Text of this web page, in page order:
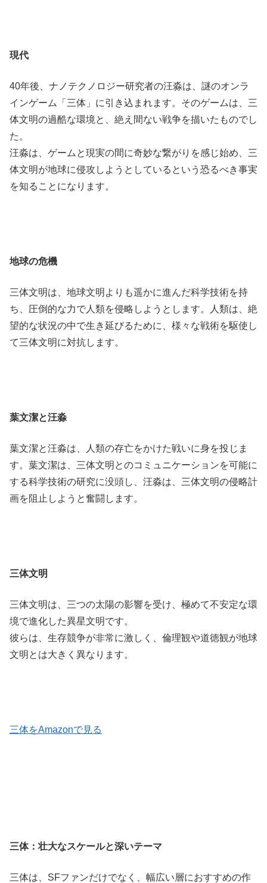
現代
40年後、ナノテクノロジー研究者の汪淼は、謎のオンラ
インゲーム「三体」に引き込まれます。そのゲームは、三
体文明の過酷な環境と、絶え間ない戦争を描いたものでし
た。
汪淼は、ゲームと現実の間に奇妙な繋がりを感じ始め、三
体文明が地球に侵攻しようとしているという恐るべき事実
を知ることになります。
地球の危機
三体文明は、地球文明よりも遥かに進んだ科学技術を持
ち、圧倒的な力で人類を侵略しようとします。人類は、絶
望的な状況の中で生き延びるために、様々な戦術を駆使し
て三体文明に対抗します。
葉文潔と汪淼
葉文潔と汪淼は、人類の存亡をかけた戦いに身を投じま
す。葉文潔は、三体文明とのコミュニケーションを可能に
する科学技術の研究に没頭し、汪淼は、三体文明の侵略計
画を阻止しようと奮闘します。
三体文明
三体文明は、三つの太陽の影響を受け、極めて不安定な環
境で進化した異星文明です。
彼らは、生存競争が非常に激しく、倫理観や道徳観が地球
文明とは大きく異なります。
三体をAmazonで見る
三体：壮大なスケールと深いテーマ
三体は、SFファンだけでなく、幅広い層におすすめの作